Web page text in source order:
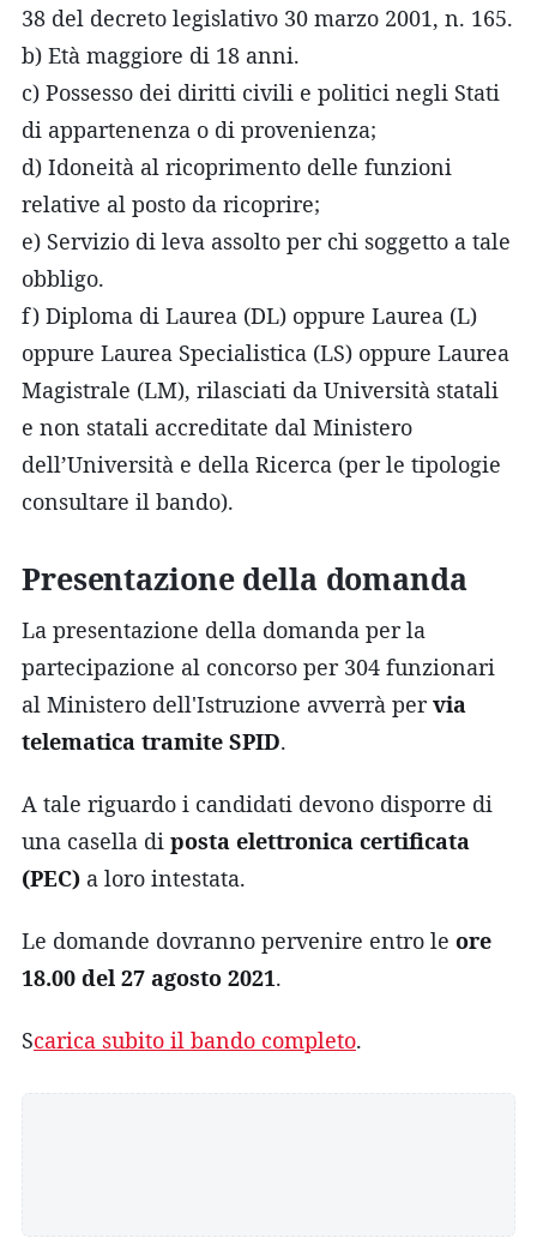
38 del decreto legislativo 30 marzo 2001, n. 165.
b) Età maggiore di 18 anni.
c) Possesso dei diritti civili e politici negli Stati
di appartenenza o di provenienza;
d) Idoneità al ricoprimento delle funzioni
relative al posto da ricoprire;
e) Servizio di leva assolto per chi soggetto a tale
obbligo.
f) Diploma di Laurea (DL) oppure Laurea (L)
oppure Laurea Specialistica (LS) oppure Laurea
Magistrale (LM), rilasciati da Università statali
e non statali accreditate dal Ministero
dell’Università e della Ricerca (per le tipologie
consultare il bando).
Presentazione della domanda
La presentazione della domanda per la
partecipazione al concorso per 304 funzionari
al Ministero dell'Istruzione avverrà pervia
telematica tramite SPID.
A tale riguardo i candidati devono disporre di
una casella di posta elettronica certificata
(PEC) a loro intestata.
Le domande dovranno pervenire entro le ore
18.00 del 27 agosto 2021.
Scarica subito il bando completo.